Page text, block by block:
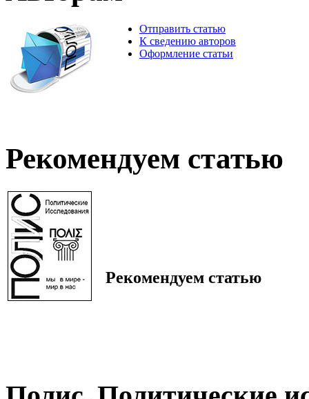
Отправить статью
К сведению авторов
Оформление статьи
Рекомендуем статью
Рекомендуем статью